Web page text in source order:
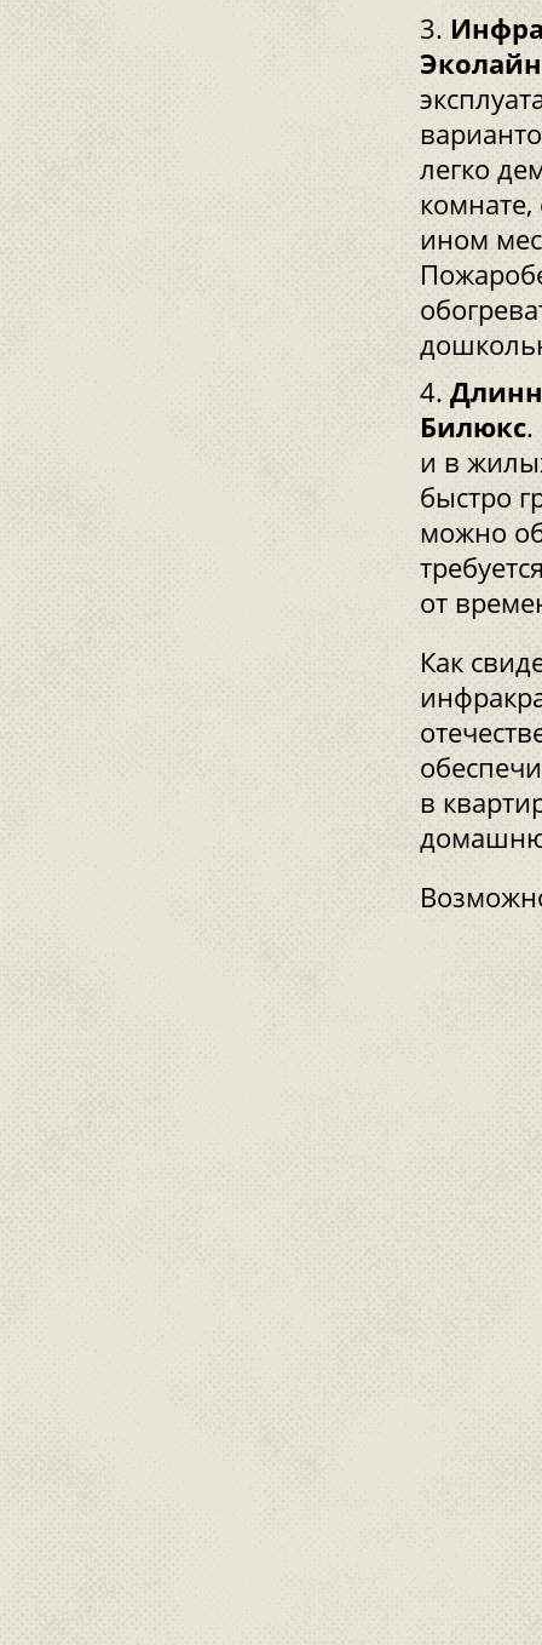
Эколайн
легко
ином
Билюкс.
и в
быстро
можно
от
Как
в